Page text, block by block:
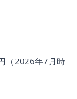
（2026年7月時